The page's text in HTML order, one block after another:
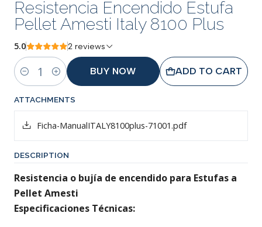
Resistencia Encendido Estufa
Pellet Amesti Italy 8100 Plus
5.0 2 reviews
Quantity
ADD TO CART
BUY NOW
ATTACHMENTS
Ficha-ManualITALY8100plus-71001.pdf
DESCRIPTION
Resistencia o bujía de encendido para Estufas a
Pellet Amesti
Especificaciones Técnicas: